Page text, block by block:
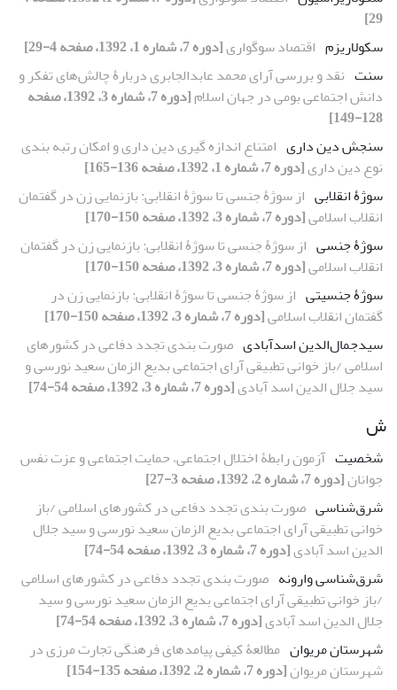
29]
سکولاریزم اقتصاد سوگواری[دوره 7، شماره 1، 1392، صفحه 4-29]
سنت نقد و بررسی آرای محمد عابدالجابری دربارۀ چالش‌های تفکر و
دانش اجتماعی بومی در جهان اسلام
[دوره 7، شماره 3، 1392، صفحه
128-149]
سنجش دین داری امتناع اندازه گیری دین داری و امکان رتبه بندی
نوع دین داری[دوره 7، شماره 1، 1392، صفحه 136-165]
سوژۀ انقلابی از سوژۀ جنسی تا سوژۀ انقلابی: بازنمایی زن در گفتمان
انقلاب اسلامی[دوره 7، شماره 3، 1392، صفحه 150-170]
سوژۀ جنسی از سوژۀ جنسی تا سوژۀ انقلابی: بازنمایی زن در گفتمان
انقلاب اسلامی[دوره 7، شماره 3، 1392، صفحه 150-170]
سوژۀ جنسیتی از سوژۀ جنسی تا سوژۀ انقلابی: بازنمایی زن در
گفتمان انقلاب اسلامی[دوره 7، شماره 3، 1392، صفحه 150-170]
سیدجمال‌الدین اسدآبادی صورت بندی تجدد دفاعی در کشورهای
اسلامی /باز خوانی تطبیقی آرای اجتماعی بدیع الزمان سعید نورسی و
سید جلال الدین اسد آبادی[دوره 7، شماره 3، 1392، صفحه 54-74]
ش
شخصیت آزمون رابطۀ اختلال اجتماعی، حمایت اجتماعی و عزت نفس
جوانان[دوره 7، شماره 2، 1392، صفحه 3-27]
شرق‌شناسی صورت بندی تجدد دفاعی در کشورهای اسلامی /باز
خوانی تطبیقی آرای اجتماعی بدیع الزمان سعید نورسی و سید جلال
الدین اسد آبادی[دوره 7، شماره 3، 1392، صفحه 54-74]
شرق‌شناسی وارونه صورت بندی تجدد دفاعی در کشورهای اسلامی
/باز خوانی تطبیقی آرای اجتماعی بدیع الزمان سعید نورسی و سید
جلال الدین اسد آبادی[دوره 7، شماره 3، 1392، صفحه 54-74]
شهرستان مریوان مطالعۀ کیفی پیامدهای فرهنگی تجارت مرزی در
شهرستان مریوان[دوره 7، شماره 2، 1392، صفحه 135-154]